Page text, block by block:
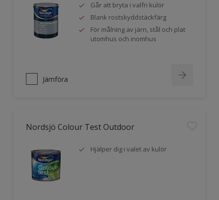
Går att bryta i valfri kulör
Blank rostskyddstäckfärg
För målning av järn, stål och plat
utomhus och inomhus
Jämföra
Nordsjö Colour Test Outdoor
Hjälper dig i valet av kulör